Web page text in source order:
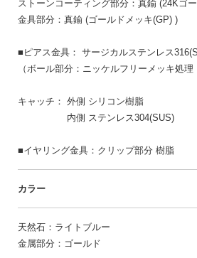
ストーンコーティング部分：真鍮 (24Kゴ
金具部分：真鍮 (ゴールドメッキ(GP) )
■ピアス金具： サージカルステンレス
（ボール部分：ニッケルフリーメッキ処理
キャッチ： 外側 シリコン樹脂
内側 ステンレス304(SUS)
■イヤリング金具：クリップ部分 樹脂
カラー
天然石：ライトブルー
金属部分：ゴールド